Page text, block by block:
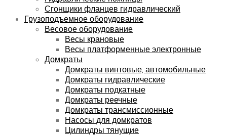
Сгонщики фланцев гидравлический
Грузоподъемное оборудование
Весовое оборудование
Весы крановые
Весы платформенные электронные
Домкраты
Домкраты винтовые, автомобильные
Домкраты гидравлические
Домкраты подкатные
Домкраты реечные
Домкраты трансмиссионные
Насосы для домкратов
Цилиндры тянущие